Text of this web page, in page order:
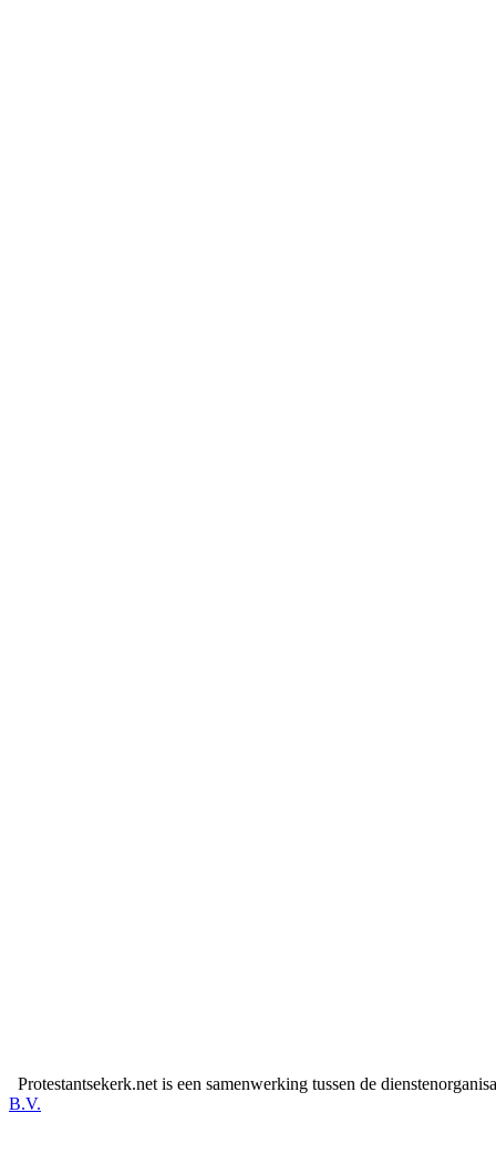
Protestantsekerk.net is een samenwerking tussen de
B.V.